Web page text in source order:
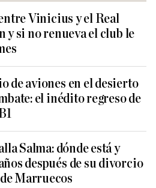
Vinicius y el Real
y si no renueva el club le
de aviones en el desierto
el inédito regreso de
Salma: dónde está y
después de su divorcio
Marruecos